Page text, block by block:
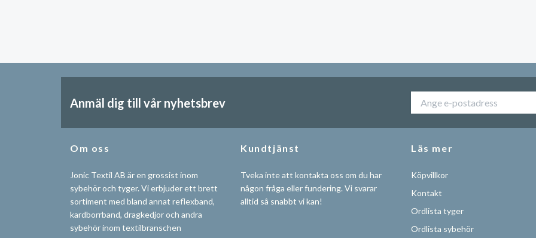
Anmäl dig till vår nyhetsbrev
Om oss
Jonic Textil AB är en grossist inom
sybehör och tyger. Vi erbjuder ett brett
sortiment med bland annat reflexband,
kardborrband, dragkedjor och andra
sybehör inom textilbranschen
Kundtjänst
Tveka inte att kontakta oss om du har
någon fråga eller fundering. Vi svarar
alltid så snabbt vi kan!
Läs mer
Köpvillkor
Kontakt
Ordlista tyger
Ordlista sybehör